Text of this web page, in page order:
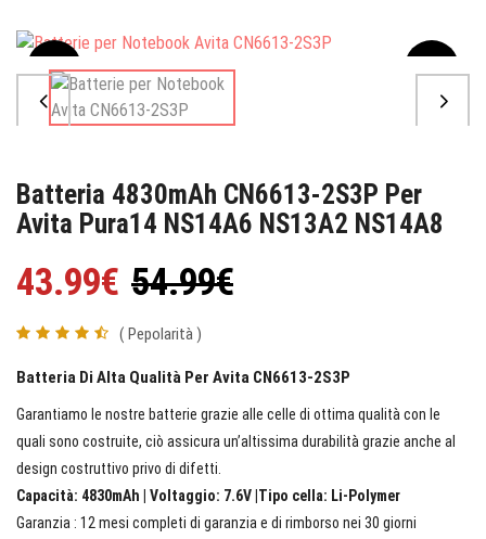
Sale
Batteria 4830mAh CN6613-2S3P Per
Avita Pura14 NS14A6 NS13A2 NS14A8
43.99€ 54.99€
( Pepolarità )
Batteria Di Alta Qualità Per Avita CN6613-2S3P
Garantiamo le nostre batterie grazie alle celle di ottima qualità con le
quali sono costruite, ciò assicura un’altissima durabilità grazie anche al
design costruttivo privo di difetti.
Capacità: 4830mAh | Voltaggio: 7.6V |Tipo cella: Li-Polymer
Garanzia : 12 mesi completi di garanzia e di rimborso nei 30 giorni